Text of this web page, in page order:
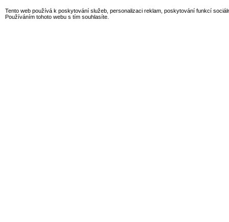
Tento web používá k poskytování služeb, personalizaci reklam, poskytování funkcí
Používáním tohoto webu s tím souhlasíte.